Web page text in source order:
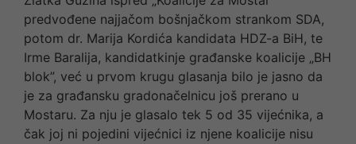
predvođene najjačom bošnjačkom strankom SDA,
potom dr. Marija Kordića kandidata HDZ-a BiH, te
Irme Baralija, kandidatkinje građanske koalicije „BH
blok”, već u prvom krugu glasanja bilo je jasno da
je za građansku gradonačelnicu još prerano u
Mostaru. Za nju je glasalo tek 5 od 35 vijećnika, a
čak joj ni pojedini vijećnici iz njene koalicije nisu